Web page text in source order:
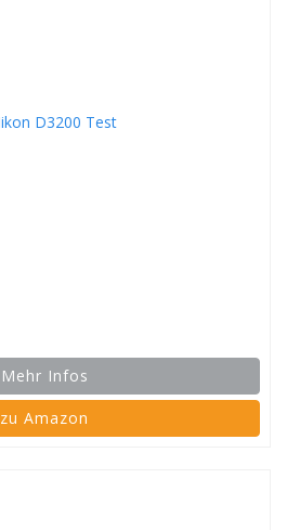
Mehr Infos
zu Amazon